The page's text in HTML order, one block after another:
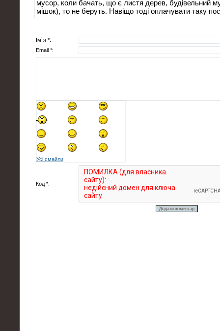
мусор, коли бачать, що є листя дерев, будівельний
мішок), то не беруть. Навіщо тоді оплачувати таку
Ім`я *:
Email *:
Усі смайли
Код *: